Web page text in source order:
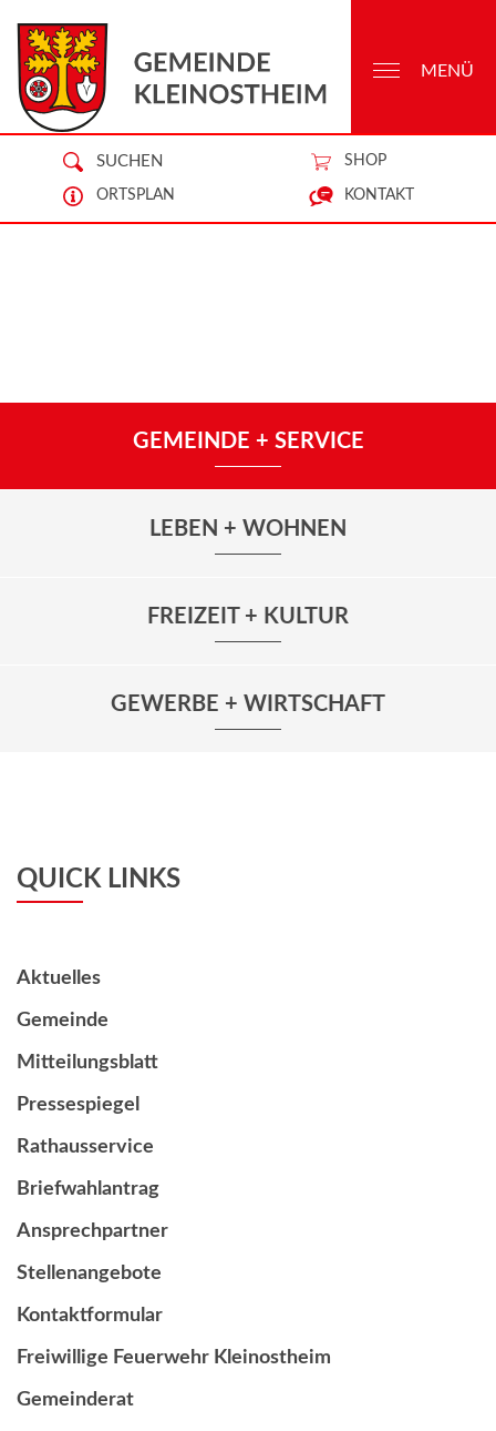
SUCHEN SHOP
ORTSPLAN KONTAKT
MENÜ
GEMEINDE + SERVICE
LEBEN + WOHNEN
FREIZEIT + KULTUR
GEWERBE + WIRTSCHAFT
QUICK LINKS
Aktuelles
Gemeinde
Mitteilungsblatt
Pressespiegel
Rathausservice
Briefwahlantrag
Ansprechpartner
Stellenangebote
Kontaktformular
Freiwillige Feuerwehr Kleinostheim
Gemeinderat